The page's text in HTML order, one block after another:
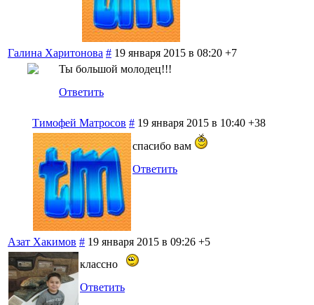
Галина Харитонова # 19 января 2015 в 08:20 +7
Ты большой молодец!!!
Ответить
Тимофей Матросов # 19 января 2015 в 10:40 +38
спасибо вам
Ответить
Азат Хакимов # 19 января 2015 в 09:26 +5
классно
Ответить